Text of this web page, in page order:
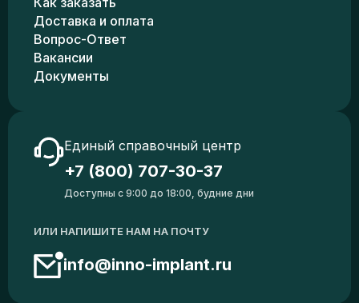
Доставка и оплата
Вопрос-Ответ
Вакансии
Документы
Единый справочный центр
+7 (800) 707-30-37
Доступны с 9:00 до 18:00, будние дни
ИЛИ НАПИШИТЕ НАМ НА ПОЧТУ
info@inno-implant.ru